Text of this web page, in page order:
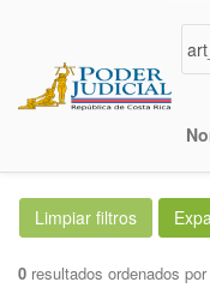
0 resultados ordenados por